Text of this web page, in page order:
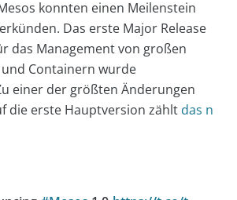
konnten einen Meilenstein
Das erste Major Release
das Management von großen
Containern wurde
einer der größten Änderungen
die erste Hauptversion zählt das n